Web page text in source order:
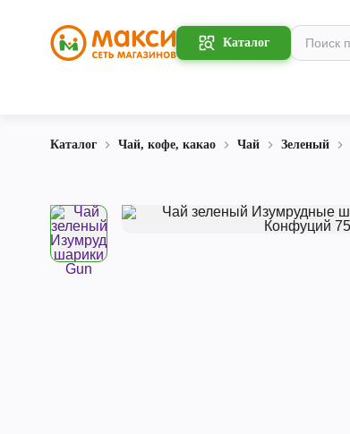
Каталог
Каталог Чай, кофе, какао Чай Зеленый